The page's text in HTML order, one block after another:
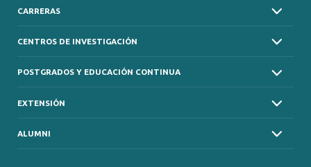
CARRERAS
CENTROS DE INVESTIGACIÓN
POSTGRADOS Y EDUCACIÓN CONTINUA
EXTENSIÓN
ALUMNI